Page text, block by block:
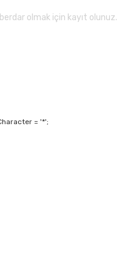
olmak için kayıt olunuz.
= '*';